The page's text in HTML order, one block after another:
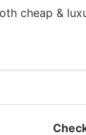
cheap &